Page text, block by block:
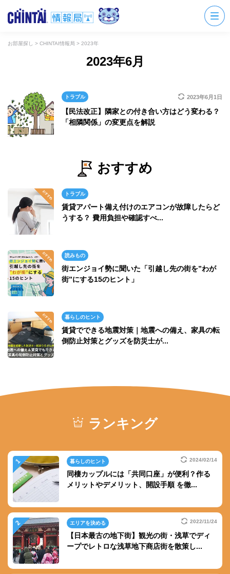
お部屋探し > CHINTAI情報局 > 2023年
2023年6月
トラブル 2023年6月1日
【民法改正】隣家との付き合い方はどう変わる？
「相隣関係」の変更点を解説
おすすめ
トラブル
賃貸アパート備え付けのエアコンが故障したらど
うする？ 費用負担や確認すべ...
読みもの
街エンジョイ勢に聞いた「引越し先の街を”わが
街”にする15のヒント」
暮らしのヒント
賃貸でできる地震対策｜地震への備え、家具の転
倒防止対策とグッズを防災士が...
ランキング
暮らしのヒント 2024/02/14
同棲カップルには「共同口座」が便利？作る
メリットやデメリット、開設手順 を徹...
エリアを決める 2022/11/24
【日本最古の地下街】観光の街・浅草でディ
ープでレトロな浅草地下商店街を散策し...